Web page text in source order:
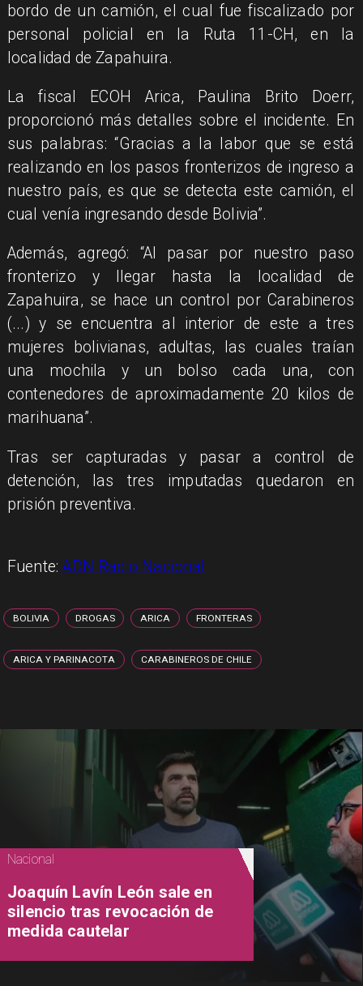
bordo de un camión, el cual fue fiscalizado por
personal policial en la Ruta 11-CH, en la
localidad de Zapahuira.
La fiscal ECOH Arica, Paulina Brito Doerr,
proporcionó más detalles sobre el incidente. En
sus palabras: “Gracias a la labor que se está
realizando en los pasos fronterizos de ingreso a
nuestro país, es que se detecta este camión, el
cual venía ingresando desde Bolivia”.
Además, agregó: “Al pasar por nuestro paso
fronterizo y llegar hasta la localidad de
Zapahuira, se hace un control por Carabineros
(...) y se encuentra al interior de este a tres
mujeres bolivianas, adultas, las cuales traían
una mochila y un bolso cada una, con
contenedores de aproximadamente 20 kilos de
marihuana”.
Tras ser capturadas y pasar a control de
detención, las tres imputadas quedaron en
prisión preventiva.
Fuente:ADN Radio Nacional
BOLIVIA DROGAS ARICA FRONTERAS
ARICA Y PARINACOTA CARABINEROS DE CHILE
Nacional
Joaquín Lavín León sale en
silencio tras revocación de
medida cautelar